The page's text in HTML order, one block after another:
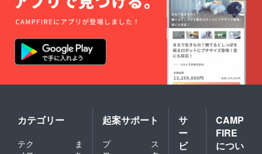
カテゴリー
テク
ま
起案サポート
プ
ス
サ
ー
ビ
CAMP
FIRE
につい